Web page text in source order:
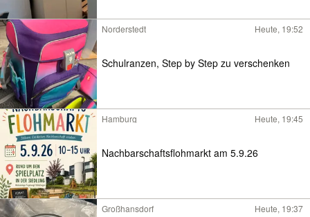
Norderstedt Heute, 19:52
Schulranzen, Step by Step zu verschenken
Hamburg Heute, 19:45
Nachbarschaftsflohmarkt am 5.9.26
Großhansdorf Heute, 19:37